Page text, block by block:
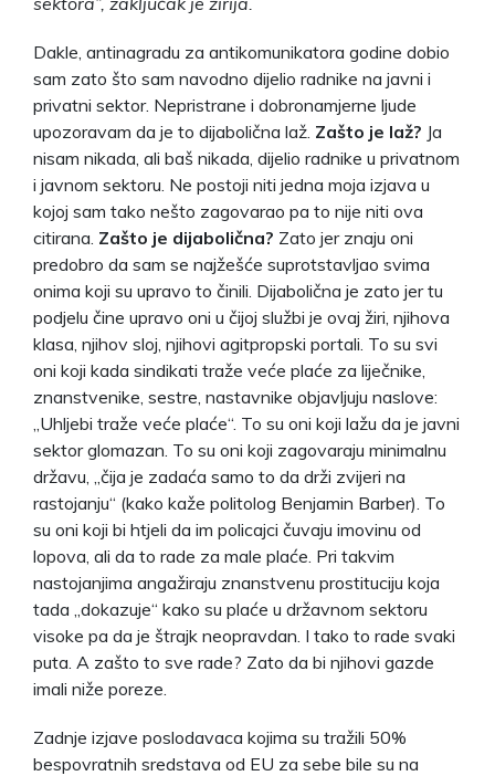
Dakle, antinagradu za antikomunikatora godine dobio
sam zato što sam navodno dijelio radnike na javni i
privatni sektor. Nepristrane i dobronamjerne ljude
upozoravam da je to dijabolična laž. Zašto je laž? Ja
nisam nikada, ali baš nikada, dijelio radnike u privatnom
i javnom sektoru. Ne postoji niti jedna moja izjava u
kojoj sam tako nešto zagovarao pa to nije niti ova
citirana. Zašto je dijabolična? Zato jer znaju oni
predobro da sam se najžešće suprotstavljao svima
onima koji su upravo to činili. Dijabolična je zato jer tu
podjelu čine upravo oni u čijoj službi je ovaj žiri, njihova
klasa, njihov sloj, njihovi agitpropski portali. To su svi
oni koji kada sindikati traže veće plaće za liječnike,
znanstvenike, sestre, nastavnike objavljuju naslove:
„Uhljebi traže veće plaće“. To su oni koji lažu da je javni
sektor glomazan. To su oni koji zagovaraju minimalnu
državu, „čija je zadaća samo to da drži zvijeri na
rastojanju“ (kako kaže politolog Benjamin Barber). To
su oni koji bi htjeli da im policajci čuvaju imovinu od
lopova, ali da to rade za male plaće. Pri takvim
nastojanjima angažiraju znanstvenu prostituciju koja
tada „dokazuje“ kako su plaće u državnom sektoru
visoke pa da je štrajk neopravdan. I tako to rade svaki
puta. A zašto to sve rade? Zato da bi njihovi gazde
imali niže poreze.
Zadnje izjave poslodavaca kojima su tražili 50%
bespovratnih sredstava od EU za sebe bile su na